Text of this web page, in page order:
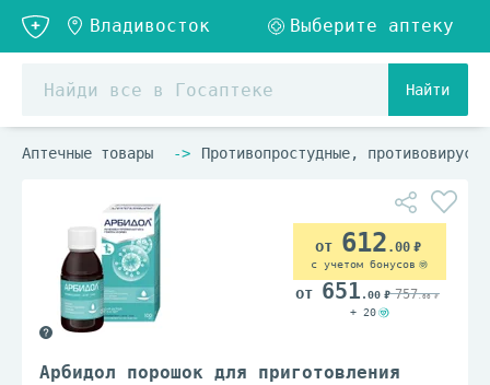
Найти
Аптечные товары Противопростудные,
Арбидол порошок для приготовления
612 .00
с учетом бонусов
651 .00 757.00
+ 20